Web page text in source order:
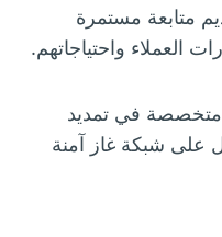
متابعة مستمرة
العملاء واحتياجاتهم.
متخصصة في تمديد
على شبكة غاز آمنة